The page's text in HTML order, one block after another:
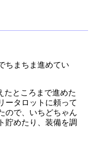
ちまちま進めてい
たところまで進めた
ータロットに頼って
ので、いちどちゃん
貯めたり、装備を調